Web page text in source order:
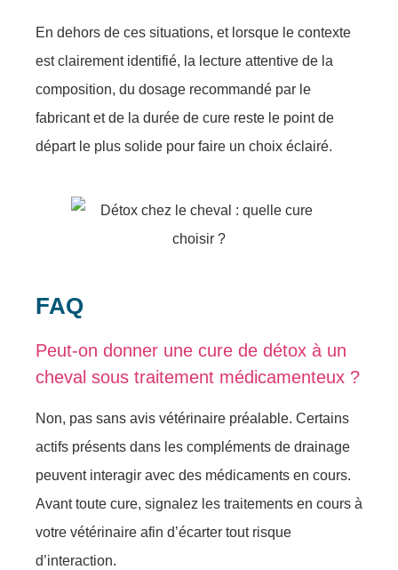
En dehors de ces situations, et lorsque le contexte
est clairement identifié, la lecture attentive de la
composition, du dosage recommandé par le
fabricant et de la durée de cure reste le point de
départ le plus solide pour faire un choix éclairé.
FAQ
Peut-on donner une cure de détox à un
cheval sous traitement médicamenteux ?
Non, pas sans avis vétérinaire préalable. Certains
actifs présents dans les compléments de drainage
peuvent interagir avec des médicaments en cours.
Avant toute cure, signalez les traitements en cours à
votre vétérinaire afin d’écarter tout risque
d’interaction.